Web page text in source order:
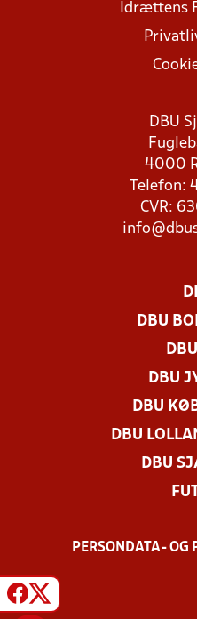
Idrættens
DBU
4000
Telefon:
CVR:
DBU
DBU
DBU
DBU
DBU
PERSONDATA- OG